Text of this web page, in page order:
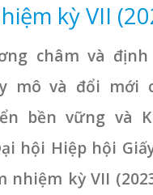
kỳ VII
châm và
mô và đổi mới
bền vững và
hội Hiệp hội
nhiệm kỳ VII